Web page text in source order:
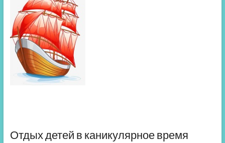
Отдых детей в каникулярное время